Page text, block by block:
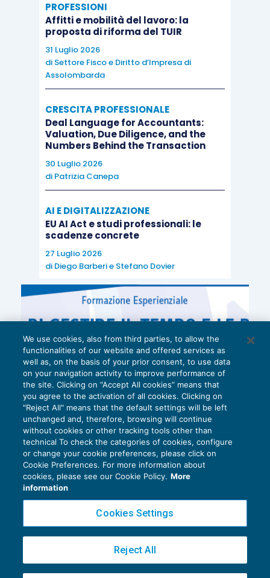
PROFESSIONI
Affitti e mobilità del lavoro: la
proposta di riforma del TUIR
31 Luglio 2026
di Settore Fisco e Diritto d’Impresa di
Assolombarda
CRESCITA PROFESSIONALE
Deal Language for Accountants:
Valuation, Due Diligence, and the
Numbers Behind the Transaction
30 Luglio 2026
di Patrizia Canepa
AI E DIGITALIZZAZIONE
EU AI Act e studi professionali: le
scadenze concrete
27 Luglio 2026
di Diego Barberie Stefano Dovier
Privacy Policy
Cookie Policy
Copyright 2016 ©Gruppo Euroconference S.p.A.v2.32.4
Piazza Luigi Einaudi, 10N01 - 20124 Milano - info@ecnews.it
We use cookies, also from third parties, to allow the
functionalities of our website and offered services as
well as, on the basis of your prior consent, to use data
on your navigation activity to improve performance of
the site. Clicking on “Accept All cookies” means that
you agree to the activation of all cookies. Clicking on
"Reject All" means that the default settings will be left
unchanged and, therefore, browsing will continue
without cookies or other tracking tools other than
technical To check the categories of cookies, configure
or change your cookie preferences, please click on
Cookie Preferences. For more information about
cookies, please see our Cookie Policy. More
information
Cookies Settings
Reject All